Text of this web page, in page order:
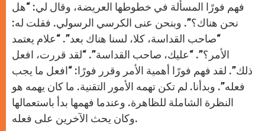
فهم فورًا المسألة في خطوطها العريضة، وقال لي: “هل
نحن هناك؟”. وبنحن عنى الكرسي الرسولي. فقلت له:
“صاحب القداسة، كلا، لسنا هناك بعد”. “علام يعتمد
الأمر؟”. “عليك، صاحب القداسة”. “لقد قررت، افعل
ذلك”. لقد فهم فورًا أهمية الأمر وقرر فورًا: “افعل ما يجب
فعله”. وبدأنا. لم تكن تهمه الأمور التقنية. ما كان يهمه هو
النظرة الشاملة للظاهرة. وعندما فهمها بدأ باستعمالها
وكان يحث الآخرين على فعله.